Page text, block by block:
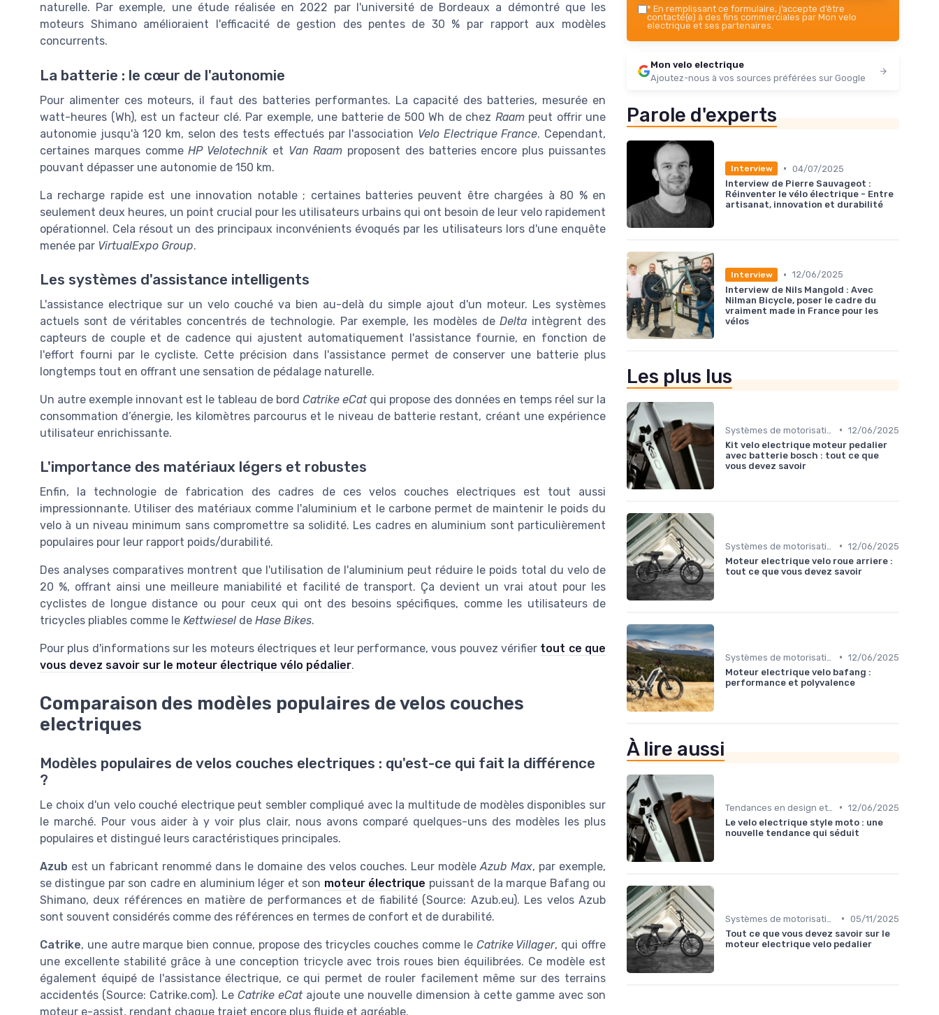
naturelle. Par exemple, une étude réalisée en 2022 par l'université de Bordeaux a démontré que les
moteurs Shimano amélioraient l'efficacité de gestion des pentes de 30 % par rapport aux modèles
concurrents.
La batterie : le cœur de l'autonomie
Pour alimenter ces moteurs, il faut des batteries performantes. La capacité des batteries, mesurée en
watt-heures (Wh), est un facteur clé. Par exemple, une batterie de 500 Wh de chez Raampeut offrir une
autonomie jusqu'à 120 km, selon des tests effectués par l'association Velo Electrique France. Cependant,
certaines marques commeHP Velotechniket Van Raam proposent des batteries encore plus puissantes
pouvant dépasser une autonomie de 150 km.
La recharge rapide est une innovation notable ; certaines batteries peuvent être chargées à 80 % en
seulement deux heures, un point crucial pour les utilisateurs urbains qui ont besoin de leur velo rapidement
opérationnel. Cela résout un des principaux inconvénients évoqués par les utilisateurs lors d'une enquête
menée par VirtualExpo Group.
Les systèmes d'assistance intelligents
L'assistance electrique sur un velo couché va bien au-delà du simple ajout d'un moteur. Les systèmes
actuels sont de véritables concentrés de technologie. Par exemple, les modèles deDelta intègrent des
capteurs de couple et de cadence qui ajustent automatiquement l'assistance fournie, en fonction de
l'effort fourni par le cycliste. Cette précision dans l'assistance permet de conserver une batterie plus
longtemps tout en offrant une sensation de pédalage naturelle.
Un autre exemple innovant est le tableau de bord Catrike eCatqui propose des données en temps réel sur la
consommation d’énergie, les kilomètres parcourus et le niveau de batterie restant, créant une expérience
utilisateur enrichissante.
L'importance des matériaux légers et robustes
Enfin, la technologie de fabrication des cadres de ces velos couches electriques est tout aussi
impressionnante. Utiliser des matériaux comme l'aluminium et le carbone permet de maintenir le poids du
velo à un niveau minimum sans compromettre sa solidité. Les cadres en aluminium sont particulièrement
populaires pour leur rapport poids/durabilité.
Des analyses comparatives montrent que l'utilisation de l'aluminium peut réduire le poids total du velo de
20 %, offrant ainsi une meilleure maniabilité et facilité de transport. Ça devient un vrai atout pour les
cyclistes de longue distance ou pour ceux qui ont des besoins spécifiques, comme les utilisateurs de
tricycles pliables comme le Kettwiesel de Hase Bikes.
Pour plus d'informations sur les moteurs électriques et leur performance, vous pouvez vérifier tout ce que
vous devez savoir sur le moteur électrique vélo pédalier.
Comparaison des modèles populaires de velos couches
electriques
Modèles populaires de velos couches electriques : qu'est-ce qui fait la différence
?
Le choix d'un velo couché electrique peut sembler compliqué avec la multitude de modèles disponibles sur
le marché. Pour vous aider à y voir plus clair, nous avons comparé quelques-uns des modèles les plus
populaires et distingué leurs caractéristiques principales.
Azub est un fabricant renommé dans le domaine des velos couches. Leur modèle Azub Max, par exemple,
se distingue par son cadre en aluminium léger et son moteur électrique puissant de la marque Bafang ou
Shimano, deux références en matière de performances et de fiabilité (Source: Azub.eu). Les velos Azub
sont souvent considérés comme des références en termes de confort et de durabilité.
Catrike, une autre marque bien connue, propose des tricycles couches comme le Catrike Villager, qui offre
une excellente stabilité grâce à une conception tricycle avec trois roues bien équilibrées. Ce modèle est
également équipé de l'assistance électrique, ce qui permet de rouler facilement même sur des terrains
accidentés (Source: Catrike.com). Le Catrike eCatajoute une nouvelle dimension à cette gamme avec son
moteur e-assist, rendant chaque trajet encore plus fluide et agréable.
* En remplissant ce formulaire, j’accepte d’être
contacté(e) à des fins commerciales par Mon velo
electrique et ses partenaires.
Mon velo electrique
Ajoutez-nous à vos sources préférées sur Google
Parole d'experts
Interview • 04/07/2025
Interview de Pierre Sauvageot :
Réinventer le vélo électrique - Entre
artisanat, innovation et durabilité
Interview • 12/06/2025
Interview de Nils Mangold : Avec
Nilman Bicycle, poser le cadre du
vraiment made in France pour les
vélos
Les plus lus
• 12/06/2025
Kit velo electrique moteur pedalier
avec batterie bosch : tout ce que
vous devez savoir
• 12/06/2025
Moteur electrique velo roue arriere :
tout ce que vous devez savoir
• 12/06/2025
Moteur electrique velo bafang :
performance et polyvalence
À lire aussi
• 12/06/2025
Le velo electrique style moto : une
nouvelle tendance qui séduit
• 05/11/2025
Tout ce que vous devez savoir sur le
moteur electrique velo pedalier